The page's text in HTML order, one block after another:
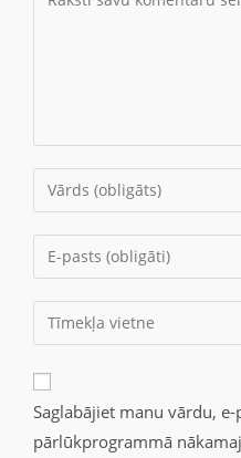
Saglabājiet manu vārdu,
pārlūkprogrammā